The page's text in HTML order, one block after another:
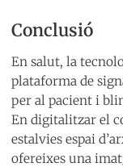
Conclusió
En salut, la
plataforma de
per al pacient i
En digitalitzar el
estalvies espai
ofereixes una